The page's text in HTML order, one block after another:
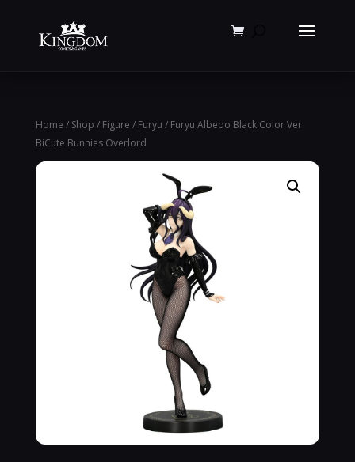
Home / Shop / Figure / Furyu / Furyu Albedo Black Color Ver.
BiCute Bunnies Overlord